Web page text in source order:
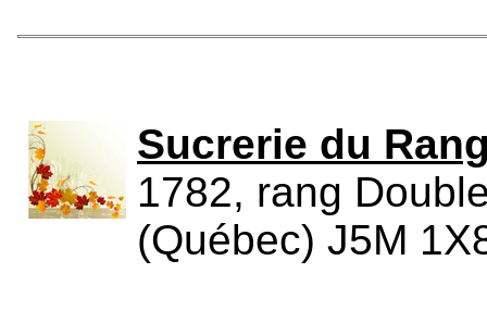
Sucrerie du
1782, rang
(Québec) J5M